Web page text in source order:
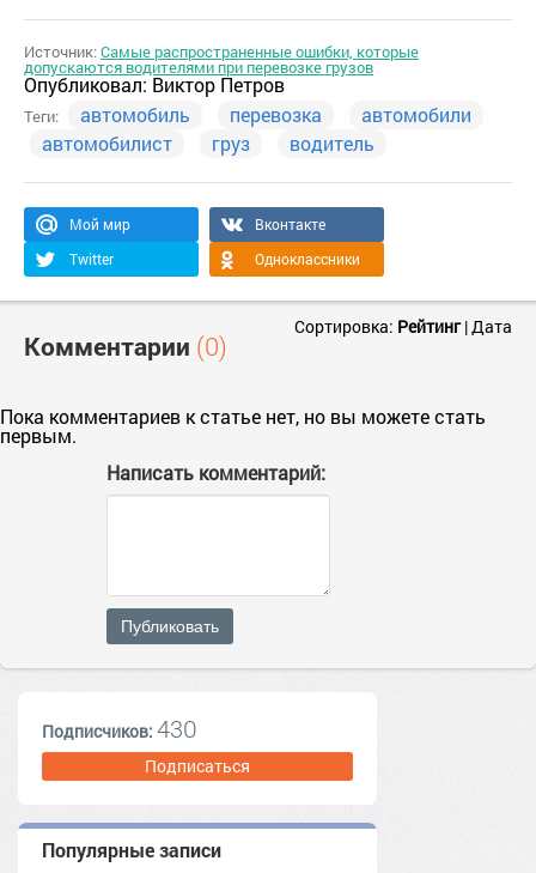
Источник:Самые распространенные ошибки, которые
допускаются водителями при перевозке грузов
Опубликовал: Виктор Петров
Теги: автомобиль перевозка
автомобили
автомобилист
груз водитель
Мой мир
Вконтакте
Twitter
Одноклассники
Комментарии (0)
Сортировка: Рейтинг|Дата
Пока комментариев к статье нет, но вы можете стать
первым.
Написать комментарий:
Публиковать
Подписчиков: 430
Подписаться
Популярные записи